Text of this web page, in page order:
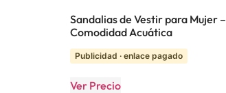
Sandalias de Vestir para Mujer –
Comodidad Acuática
Publicidad · enlace pagado
Ver Precio